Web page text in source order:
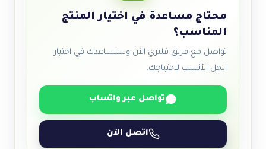
محتاج مساعدة في اختيار المنتج
المناسب؟
تواصل مع فريق فلتري الآن وسنساعدك في اختيار
الحل الأنسب لاحتياجك.
تواصل عبر واتساب
اتصل الآن